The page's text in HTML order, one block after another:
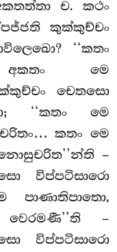
ච. කථං
කුක්කුච්චං
‘‘කතං
අකතං මෙ
චෙතසො
‘‘කතං මෙ
කතං මෙ
–
විප්පටිසාරො
–
විප්පටිසාරො